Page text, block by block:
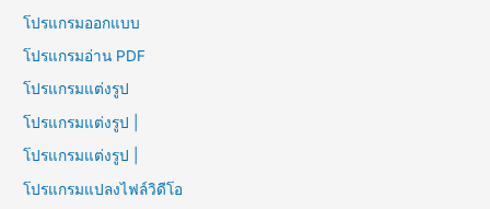
โปรแกรมออกแบบ
โปรแกรมอ่าน PDF
โปรแกรมแต่งรูป
โปรแกรมแต่งรูป |
โปรแกรมแต่งรูป |
โปรแกรมแปลงไฟล์วิดีโอ